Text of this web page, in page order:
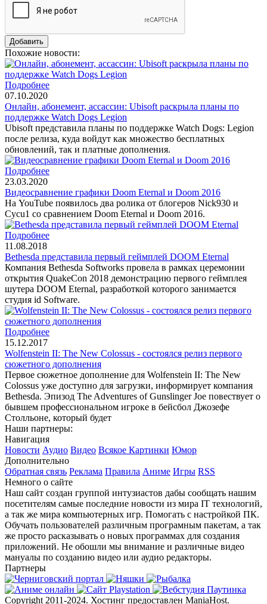
Похожие новости:
Подробнее
07.10.2020
Онлайн, абонемент, ассассин: Ubisoft раскрыла планы по
поддержке Watch Dogs Legion
Ubisoft представила планы по поддержке Watch Dogs: Legion
после релиза, куда войдут как множество бесплатных
обновлений, так и платные дополнения.
Подробнее
23.03.2020
Видеосравнение графики Doom Eternal и Doom 2016
На YouTube появилось два ролика от блогеров Nick930 и
Cycu1 со сравнением Doom Eternal и Doom 2016.
Подробнее
11.08.2018
Bethesda представила первый геймплей DOOM Eternal
Компания Bethesda Softworks провела в рамках церемонии
открытия QuakeCon 2018 демонстрацию первого геймплея
шутера DOOM Eternal, разработкой которого занимается
студия id Software.
Подробнее
15.12.2017
Wolfenstein II: The New Colossus - состоялся релиз первого
сюжетного дополнения
Первое сюжетное дополнение для Wolfenstein II: The New
Colossus уже доступно для загрузки, информирует компания
Bethesda. Эпизод The Adventures of Gunslinger Joe повествует о
бывшем профессиональном игроке в бейсбол Джозефе
Столльоне, который будет
Наши партнеры:
Навигация
Новости Аудио Видео Всякое Картинки Юмор
Дополнительно
Обратная связь Реклама Правила Аниме Игры RSS
Немного о сайте
Наш сайт создан группой интузиастов дабы сообщать нашим
посетителям самые последние новости из мира IT технологий,
а так же мира компьютерных игр. Помогать с настройкой ПК.
Обучать пользователей различным програмным пакетам, а так
же просто расказывать о новых программах для создания
приложений. Не обошли мы внимание и различные видео
мануалы по созданию видео или аудио редакторы.
Партнеры
Copyright 2011-2024. Хостинг предоставлен ManiaHost.